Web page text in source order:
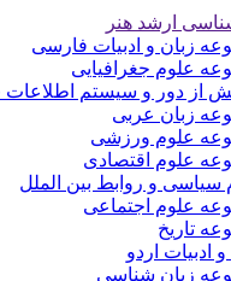
ارشد هنر
زبان و ادبیات فارسی
علوم جغرافیایی
از دور و سیستم اطلاعات
زبان عربی
علوم ورزشی
علوم اقتصادی
سیاسی و روابط بین الملل
علوم اجتماعی
تاریخ
ادبیات اردو
زبان شناسی